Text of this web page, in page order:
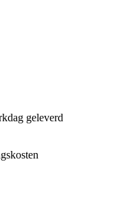
geleverd